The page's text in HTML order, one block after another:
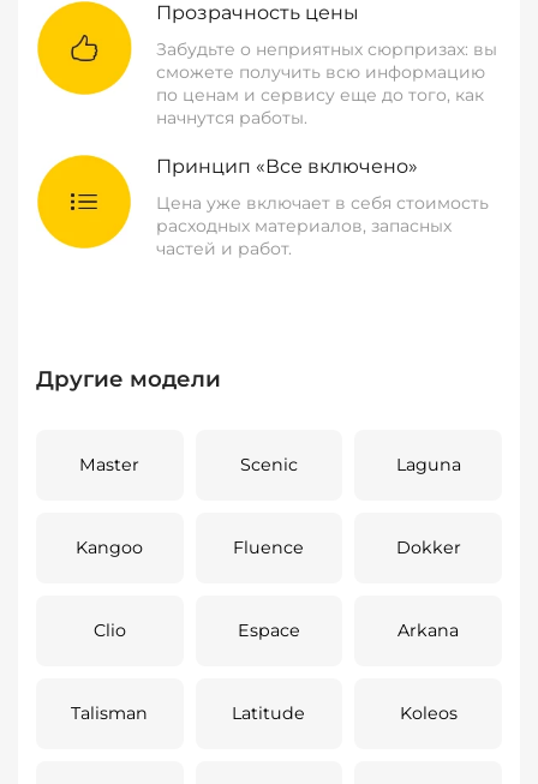
Прозрачность цены
Забудьте о неприятных сюрпризах: вы
сможете получить всю информацию
по ценам и сервису еще до того, как
начнутся работы.
Принцип «Все включено»
Цена уже включает в себя стоимость
расходных материалов, запасных
частей и работ.
Другие модели
Master Scenic Laguna
Kangoo Fluence Dokker
Clio Espace Arkana
Talisman Latitude Koleos